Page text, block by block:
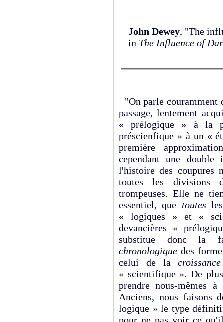
John Dewey, "The
in The Influence of
"On parle couramment
passage, lentement
« prélogique » à la
préscienfique » à un «
première
cependant une
l'histoire des coupures
toutes les divisions
trompeuses. Elle ne
essentiel, que toutes
« logiques » et «
devancières «
substitue donc la
chronologique des
celui de la
« scientifique ». De
prendre nous-mêmes
Anciens, nous faisons
logique » le type
pour ne pas voir ce